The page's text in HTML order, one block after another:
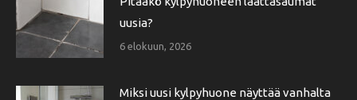
uusia?
6 elokuun, 2026
Miksi uusi kylpyhuone näyttää vanhalta